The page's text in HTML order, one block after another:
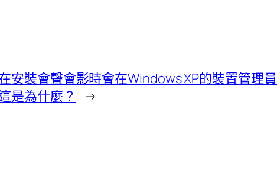
安裝會聲會影時會在Windows XP的裝置管理
是為什麼？
→